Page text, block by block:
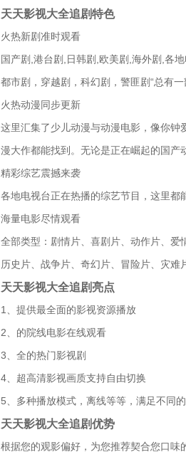
天天影视大全追剧特色
火热新剧准时观看
国产剧,港台剧,日韩剧,欧美剧,海外剧,各
都市剧，穿越剧，科幻剧，警匪剧“总有一
火热动漫同步更新
这里汇集了少儿动漫与动漫电影，像你
漫大作都能找到。无论是正在崛起的国产
精彩综艺震撼来袭
各地电视台正在热播的综艺节目，这里都
海量电影尽情观看
全部类型：剧情片、喜剧片、动作片、爱
历史片、战争片、奇幻片、冒险片、灾难
天天影视大全追剧亮点
1、提供最全面的影视资源播放
2、的院线电影在线观看
3、全的热门影视剧
4、超高清影视画质支持自由切换
5、多种播放模式，离线等等，满足不同
天天影视大全追剧优势
根据您的观影偏好，为您推荐契合您口味